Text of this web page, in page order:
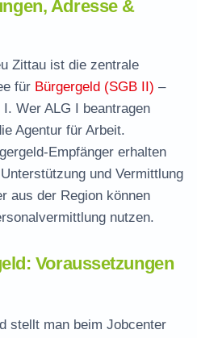
Adresse &
Zittau ist die zentrale
für Bürgergeld (SGB II) –
Wer ALG I beantragen
Agentur für Arbeit.
Empfänger erhalten
und Vermittlung
aus der Region können
nutzen.
Voraussetzungen
stellt man beim Jobcenter